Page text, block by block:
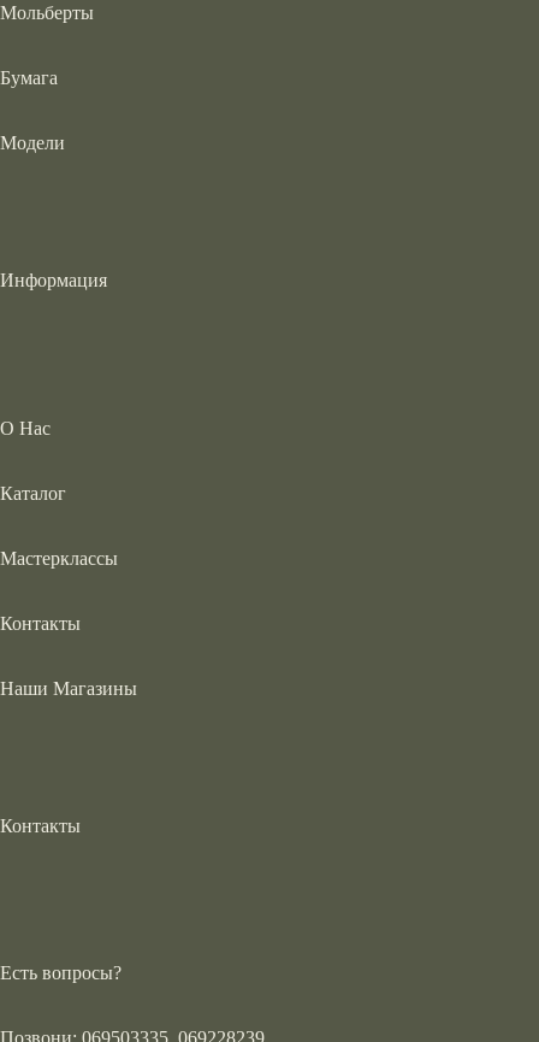
Мольберты
Бумага
Модели
Информация
О Нас
Каталог
Мастерклассы
Контакты
Наши Магазины
Контакты
Есть вопросы?